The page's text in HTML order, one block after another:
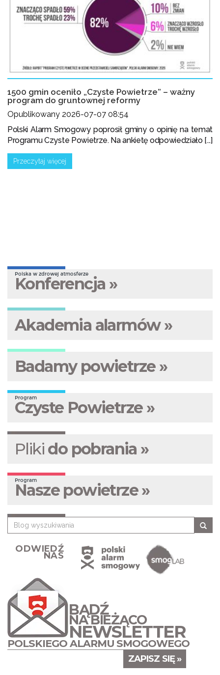
1500 gmin oceniło „Czyste Powietrze” – ważny
program do gruntownej reformy
Opublikowany 2026-07-07 08:54
Polski Alarm Smogowy poprosił gminy o opinię na temat
Programu Czyste Powietrze. Na ankietę odpowiedziało [...]
Przeczytaj więcej
Polska w zdrowej atmosferze
Konferencja »
Akademia alarmów »
Badamy powietrze »
Program
Czyste Powietrze »
Pliki do pobrania »
Program
Nasze powietrze »
ODWIEDŹ
NAS
BĄDŹ
NA BIEŻĄCO
NEWSLETTER
POLSKIEGO ALARMU SMOGOWEGO
ZAPISZ SIĘ »